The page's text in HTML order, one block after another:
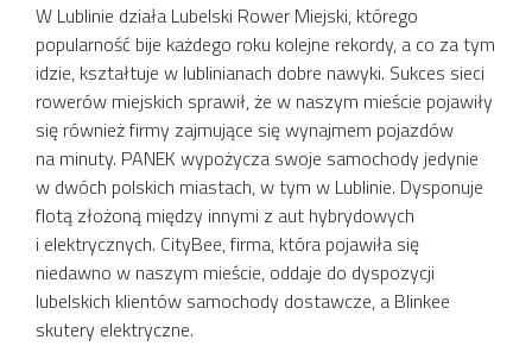
W Lublinie działa Lubelski Rower Miejski, którego
popularność bije każdego roku kolejne rekordy, a co za tym
idzie, kształtuje w lublinianach dobre nawyki. Sukces sieci
rowerów miejskich sprawił, że w naszym mieście pojawiły
się również firmy zajmujące się wynajmem pojazdów
na minuty. PANEK wypożycza swoje samochody jedynie
w dwóch polskich miastach, w tym w Lublinie. Dysponuje
flotą złożoną między innymi z aut hybrydowych
i elektrycznych. CityBee, firma, która pojawiła się
niedawno w naszym mieście, oddaje do dyspozycji
lubelskich klientów samochody dostawcze, a Blinkee
skutery elektryczne.